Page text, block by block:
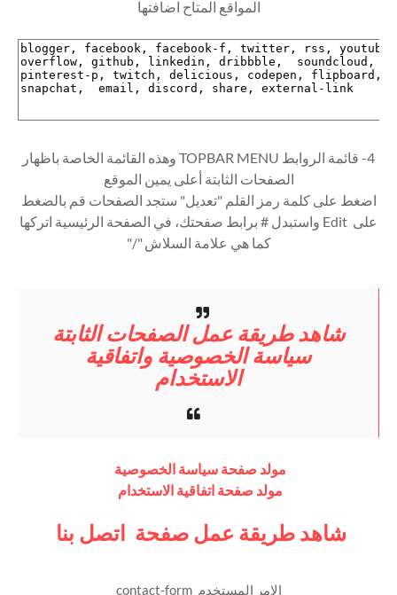
المواقع المتاح اضافتها
4- قائمة الروابط TOPBAR MENU وهذه القائمة الخاصة باظهار
الصفحات الثابتة أعلى يمين الموقع
اضغط على كلمة رمز القلم "تعديل" ستجد الصفحات قم بالضغط
على Edit واستبدل # برابط صفحتك، في الصفحة الرئيسية اتركها
كما هي علامة السلاش "/"
شاهد طريقة عمل الصفحات الثابتة
سياسة الخصوصية واتفاقية
الاستخدام
مولد صفحة سياسة الخصوصية
مولد صفحة اتفاقية الاستخدام
شاهد طريقة عمل صفحة اتصل بنا
الامر المستخدم contact-form